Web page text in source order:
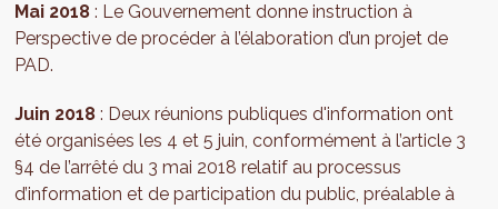
Mai 2018 : Le Gouvernement donne instruction à
Perspective de procéder à l’élaboration d’un projet de
PAD.
Juin 2018 : Deux réunions publiques d'information ont
été organisées les 4 et 5 juin, conformément à l’article 3
§4 de l’arrêté du 3 mai 2018 relatif au processus
d’information et de participation du public, préalable à